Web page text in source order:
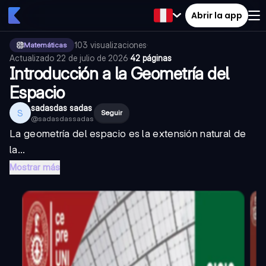
Abrir la app
Matemáticas 103 visualizaciones·
Actualizado 22 de julio de 2026·42 páginas
Introducción a la Geometría del
Espacio
S sadasdas sadas
@sadasdassadas
Seguir
La geometría del espacio es la extensión natural de
la...
Mostrar más